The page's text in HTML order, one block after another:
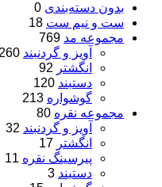
بدون دسته‌بندی 0
ست و نیم ست 18
مجموعه مد 769
آویز و گردنبند 260
انگشتر 92
دستبند 120
گوشواره 213
مجموعه نقره 80
آویز و گردنبند 32
انگشتر 17
پیرسینگ نقره 11
دستبند 3